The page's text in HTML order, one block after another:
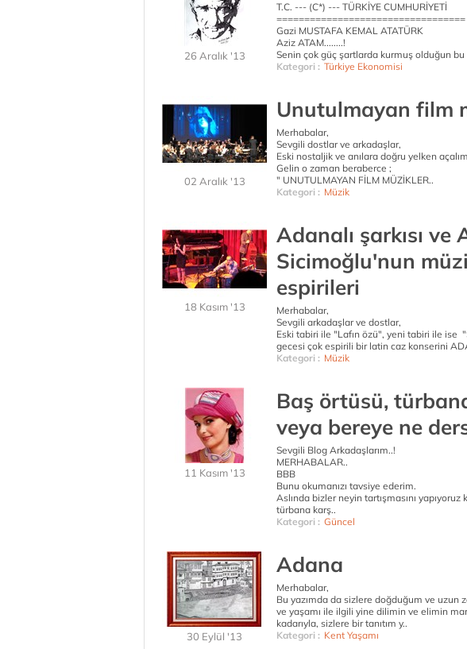
26 Aralık '13
T.C. --- (C*) --- TÜRKİYE CUMHURİYETİ
==================================
Gazi MUSTAFA KEMAL ATATÜRK
Aziz ATAM........!
Senin çok güç şartlarda kurmuş olduğun bu
Kategori : Türkiye Ekonomisi
02 Aralık '13
Unutulmayan film
Merhabalar,
Sevgili dostlar ve arkadaşlar,
Eski nostaljik ve anılara doğru yelken
Gelin o zaman beraberce ;
" UNUTULMAYAN FİLM MÜZİKLER..
Kategori : Müzik
18 Kasım '13
Adanalı şarkısı ve
Sicimoğlu'nun
espirileri
Merhabalar,
Sevgili arkadaşlar ve dostlar,
Eski tabiri ile "Lafın özü", yeni tabiri ile ise
gecesi çok espirili bir latin caz konserini
Kategori : Müzik
11 Kasım '13
Baş örtüsü,
veya bereye ne
Sevgili Blog Arkadaşlarım..!
MERHABALAR..
BBB
Bunu okumanızı tavsiye ederim.
Aslında bizler neyin tartışmasını
türbana karş..
Kategori : Güncel
30 Eylül '13
Adana
Merhabalar,
Bu yazımda da sizlere doğduğum ve uzun
ve yaşamı ile ilgili yine dilimin ve elimin
kadarıyla, sizlere bir tanıtım y..
Kategori : Kent Yaşamı